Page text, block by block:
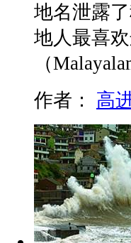
地名泄露
地人最喜
（
作者： 高